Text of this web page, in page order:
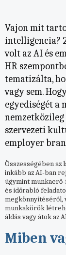
Vajon mit
intelligencia?
volt az AI és
HR
tematizálta,
vagy sem.
egyediségét a
szervezeti
employer
Összességében az
inkább az AI-ban
úgymint
és időrabló
megkönnyítéséről,
munkakörök
áldás vagy átok az
Miben